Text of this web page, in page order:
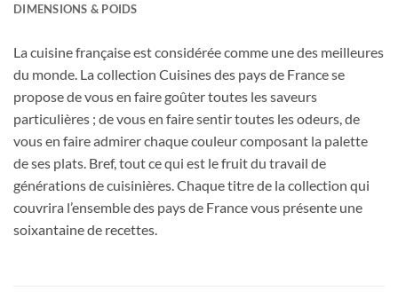
DIMENSIONS & POIDS
La cuisine française est considérée comme une des meilleures
du monde. La collection Cuisines des pays de France se
propose de vous en faire goûter toutes les saveurs
particulières ; de vous en faire sentir toutes les odeurs, de
vous en faire admirer chaque couleur composant la palette
de ses plats. Bref, tout ce qui est le fruit du travail de
générations de cuisinières. Chaque titre de la collection qui
couvrira l’ensemble des pays de France vous présente une
soixantaine de recettes.